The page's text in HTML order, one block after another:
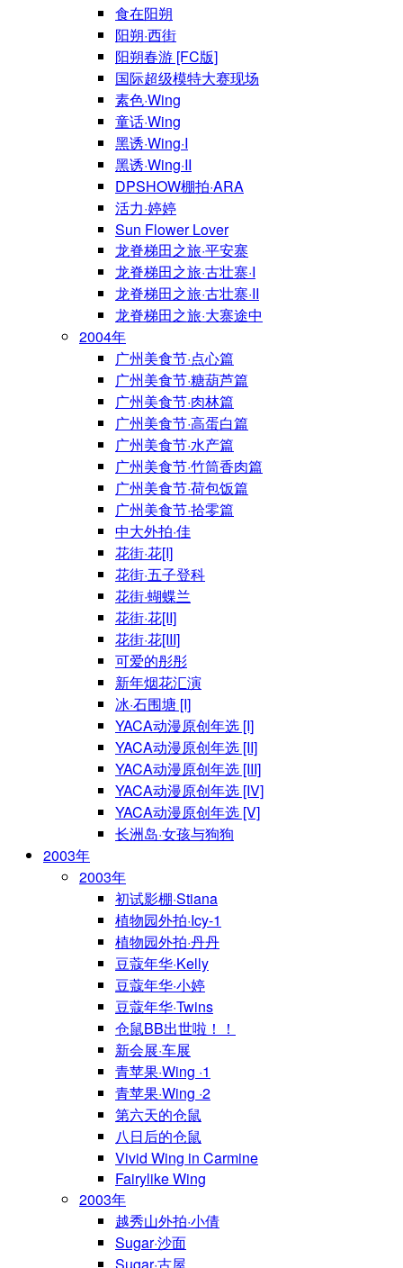
食在阳朔
阳朔·西街
阳朔春游 [FC版]
国际超级模特大赛现场
素色·Wing
童话·Wing
黑诱·Wing·I
黑诱·Wing·II
DPSHOW棚拍·ARA
活力·婷婷
Sun Flower Lover
龙脊梯田之旅·平安寨
龙脊梯田之旅·古壮寨·I
龙脊梯田之旅·古壮寨·II
龙脊梯田之旅·大寨途中
2004年
广州美食节·点心篇
广州美食节·糖葫芦篇
广州美食节·肉林篇
广州美食节·高蛋白篇
广州美食节·水产篇
广州美食节·竹筒香肉篇
广州美食节·荷包饭篇
广州美食节·拾零篇
中大外拍·佳
花街·花[I]
花街·五子登科
花街·蝴蝶兰
花街·花[II]
花街·花[III]
可爱的彤彤
新年烟花汇演
冰·石围塘 [I]
YACA动漫原创年选 [I]
YACA动漫原创年选 [II]
YACA动漫原创年选 [III]
YACA动漫原创年选 [IV]
YACA动漫原创年选 [V]
长洲岛·女孩与狗狗
2003年
2003年
初试影棚·Stiana
植物园外拍·Icy-1
植物园外拍·丹丹
豆蔻年华·Kelly
豆蔻年华·小婷
豆蔻年华·Twins
仓鼠BB出世啦！！
新会展·车展
青苹果·Wing ·1
青苹果·Wing ·2
第六天的仓鼠
八日后的仓鼠
Vivid Wing in Carmine
Fairylike Wing
2003年
越秀山外拍·小倩
Sugar·沙面